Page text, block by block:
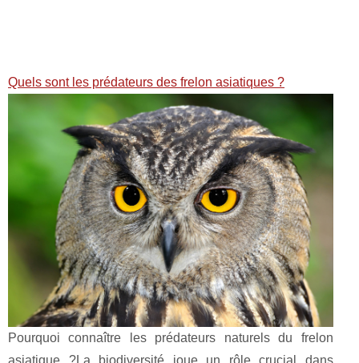
Quels sont les prédateurs des frelon asiatiques ?
Pourquoi connaître les prédateurs naturels du frelon
asiatique ?La biodiversité joue un rôle crucial dans